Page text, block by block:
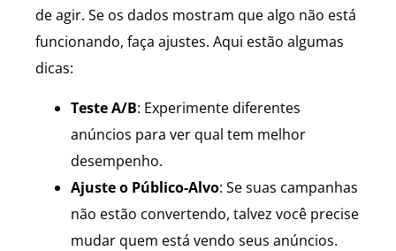
de agir. Se os dados mostram que algo não está
funcionando, faça ajustes. Aqui estão algumas
dicas:
Teste A/B: Experimente diferentes
anúncios para ver qual tem melhor
desempenho.
Ajuste o Público-Alvo: Se suas campanhas
não estão convertendo, talvez você precise
mudar quem está vendo seus anúncios.